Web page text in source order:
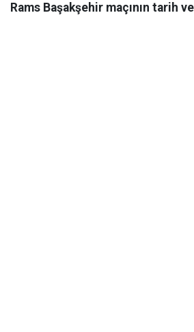
Rams Başakşehir maçının tarih